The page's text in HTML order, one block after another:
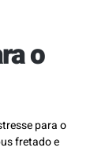
o
para o
fretado e